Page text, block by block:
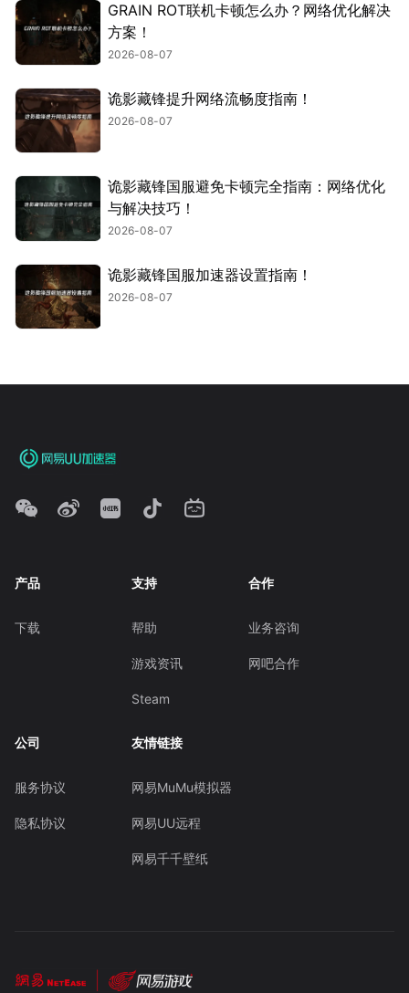
GRAIN ROT联机卡顿怎么办？网络优化解决
方案！
2026-08-07
诡影藏锋提升网络流畅度指南！
2026-08-07
诡影藏锋国服避免卡顿完全指南：网络优化
与解决技巧！
2026-08-07
诡影藏锋国服加速器设置指南！
2026-08-07
产品
下载
支持
帮助
游戏资讯
Steam
合作
业务咨询
网吧合作
公司
服务协议
隐私协议
友情链接
网易MuMu模拟器
网易UU远程
网易千千壁纸